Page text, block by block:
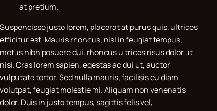
at pretium.
Suspendisse justo lorem, placerat at purus quis, ultrices
efficitur est. Mauris rhoncus, nisl in feugiat tempus,
metus nibh posuere dui, rhoncus ultrices risus dolor ut
nisi. Cras lorem sapien, egestas ac dui ut, auctor
vulputate tortor. Sed nulla mauris, facilisis eu diam
volutpat, feugiat molestie mi. Aliquam non venenatis
dolor. Duis in justo tempus, sagittis felis vel,